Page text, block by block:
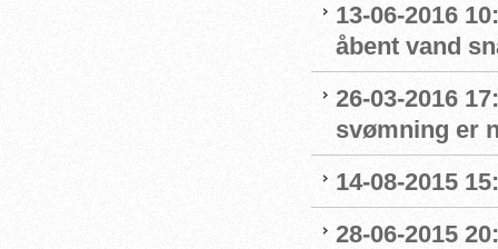
13-06-2016
åbent vand
26-03-2016
svømning er
14-08-2015
28-06-2015